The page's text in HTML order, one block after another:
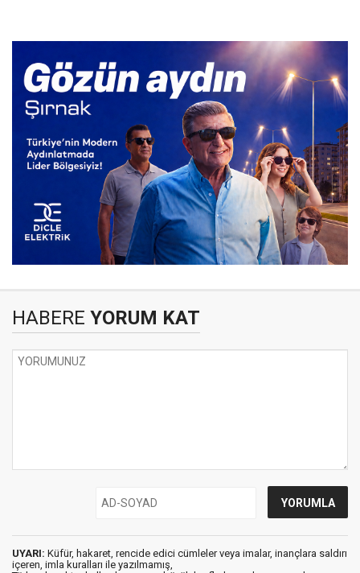
HABERE YORUM KAT
UYARI: Küfür, hakaret, rencide edici cümleler veya imalar, inançlara saldırı
içeren, imla kuralları ile yazılmamış,